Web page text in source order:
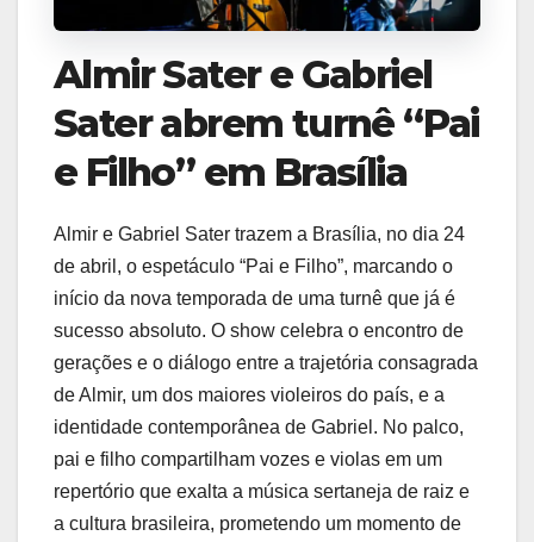
Almir Sater e Gabriel
Sater abrem turnê “Pai
e Filho” em Brasília
Almir e Gabriel Sater trazem a Brasília, no dia 24
de abril, o espetáculo “Pai e Filho”, marcando o
início da nova temporada de uma turnê que já é
sucesso absoluto. O show celebra o encontro de
gerações e o diálogo entre a trajetória consagrada
de Almir, um dos maiores violeiros do país, e a
identidade contemporânea de Gabriel. No palco,
pai e filho compartilham vozes e violas em um
repertório que exalta a música sertaneja de raiz e
a cultura brasileira, prometendo um momento de